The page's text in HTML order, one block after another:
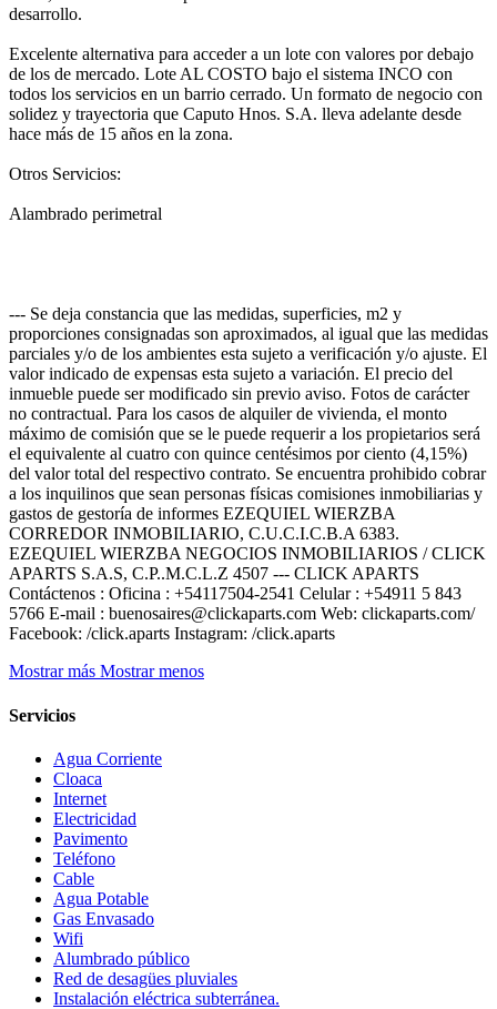
desarrollo.
Excelente alternativa para acceder a un lote con valores por debajo
de los de mercado. Lote AL COSTO bajo el sistema INCO con
todos los servicios en un barrio cerrado. Un formato de negocio con
solidez y trayectoria que Caputo Hnos. S.A. lleva adelante desde
hace más de 15 años en la zona.
Otros Servicios:
Alambrado perimetral
--- Se deja constancia que las medidas, superficies, m2 y
proporciones consignadas son aproximados, al igual que las medidas
parciales y/o de los ambientes esta sujeto a verificación y/o ajuste. El
valor indicado de expensas esta sujeto a variación. El precio del
inmueble puede ser modificado sin previo aviso. Fotos de carácter
no contractual. Para los casos de alquiler de vivienda, el monto
máximo de comisión que se le puede requerir a los propietarios será
el equivalente al cuatro con quince centésimos por ciento (4,15%)
del valor total del respectivo contrato. Se encuentra prohibido cobrar
a los inquilinos que sean personas físicas comisiones inmobiliarias y
gastos de gestoría de informes EZEQUIEL WIERZBA
CORREDOR INMOBILIARIO, C.U.C.I.C.B.A 6383.
EZEQUIEL WIERZBA NEGOCIOS INMOBILIARIOS / CLICK
APARTS S.A.S, C.P..M.C.L.Z 4507 --- CLICK APARTS
Contáctenos : Oficina : +54117504-2541 Celular : +54911 5 843
5766 E-mail : buenosaires@clickaparts.com Web: clickaparts.com/
Facebook: /click.aparts Instagram: /click.aparts
Mostrar más Mostrar menos
Servicios
Agua Corriente
Cloaca
Internet
Electricidad
Pavimento
Teléfono
Cable
Agua Potable
Gas Envasado
Wifi
Alumbrado público
Red de desagües pluviales
Instalación eléctrica subterránea.